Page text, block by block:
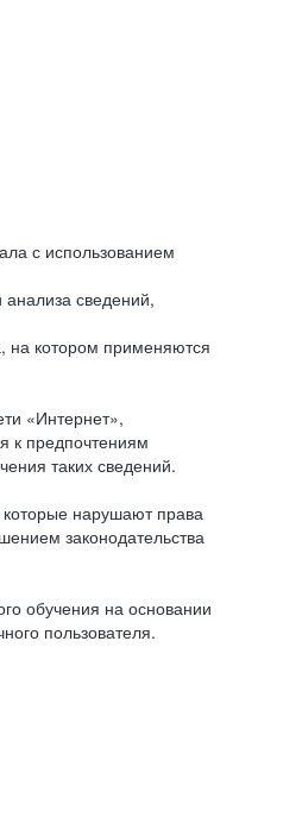
с использованием
сведений,
на котором применяются
«Интернет»,
к предпочтениям
таких сведений.
нарушают права
законодательства
обучения на основании
пользователя.